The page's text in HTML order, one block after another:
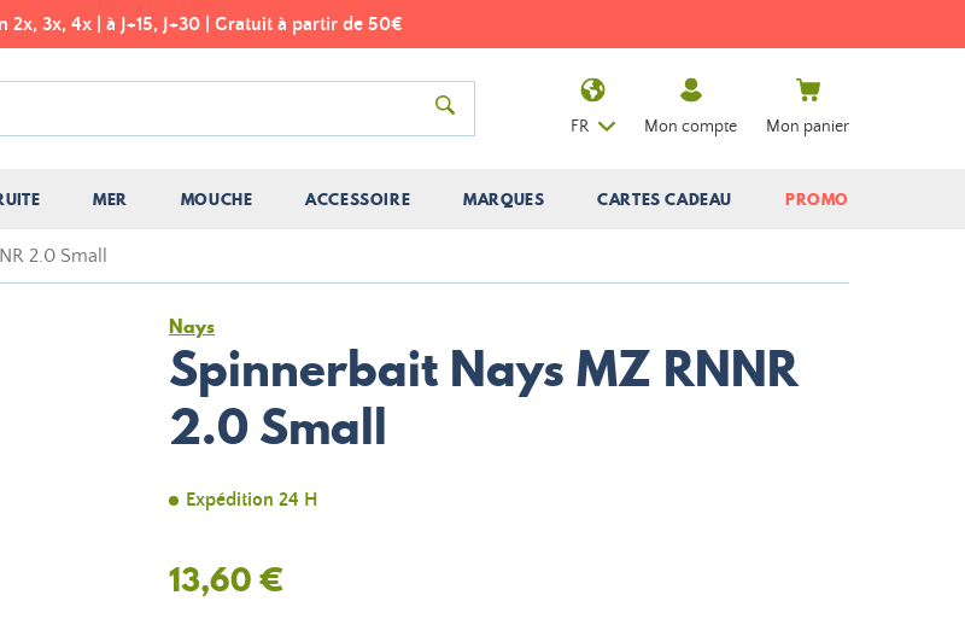
2x, 3x, 4x | à J+15, J+30 | Gratuit à partir de 50€
MER MOUCHE ACCESSOIRE MARQUES CARTES CADEAU PROMO
FR Mon compte Mon panier
2.0 Small
Nays
Spinnerbait Nays MZ RNNR
2.0 Small
Expédition 24 H
13,60 €